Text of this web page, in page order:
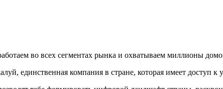
во всех сегментах рынка и охватываем миллионы
единственная компания в стране, которая имеет доступ